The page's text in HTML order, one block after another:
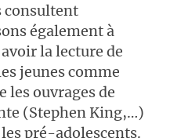
consultent
également à
la lecture de
jeunes comme
les ouvrages de
(Stephen King,…)
pré-adolescents.